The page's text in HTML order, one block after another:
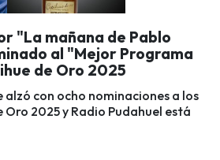
"La mañana de Pablo
al "Mejor Programa
de Oro 2025
alzó con ocho nominaciones a los
Oro 2025 y Radio Pudahuel está